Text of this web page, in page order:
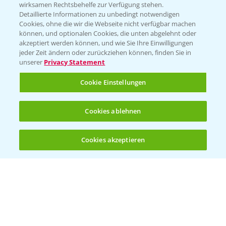
(noch 4)
T.+49 (0)174 346 564 1
KONTAKT
Hilfe in Notfällen
T.+49 (0)214/30-20220
Folgen Sie uns
wirksamen Rechtsbehelfe zur Verfügung stehen.
Detaillierte Informationen zu unbedingt notwendigen
Cookies, ohne die wir die Webseite nicht verfügbar machen
können, und optionalen Cookies, die unten abgelehnt oder
akzeptiert werden können, und wie Sie Ihre Einwilligungen
jeder Zeit ändern oder zurückziehen können, finden Sie in
unserer Privacy Statement
Cookie Einstellungen
Cookies ablehnen
Cookies akzeptieren